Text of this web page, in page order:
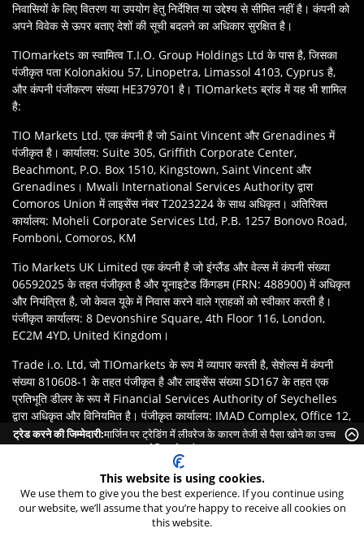
निवासियों के लिए वितरण या उपयोग हेतु निर्देशित या उद्देश्‍य से सीमित नहीं है। कंपनी को
अपने विवेक से ऊपर बताए देशों की सूची बदलने का अधिकार सुरक्षित है।
TIOmarkets का स्वामित्व T.I.O. Group Holdings Ltd के पास है, जिसका
पंजीकृत पता Kolonakiou 57, Linopetra, Limassol 4103, Cyprus है,
और कंपनी पंजीकरण संख्या HE379701 है। TIOmarkets ब्रांड में यह भी शामिल
है:
TIO Markets Ltd. एक कंपनी है जो Saint Vincent और Grenadines में
पंजीकृत है। कार्यालय: Suite 305, Griffith Corporate Center,
Beachmont, P.O. Box 1510, Kingstown, Saint Vincent और
Grenadines। Mwali International Services Authority द्वारा
Comoros Union में लाइसेंस नंबर T2023224 के साथ अधिकृत। अतिरिक्त
कार्यालय: Moheli Corporate Services Ltd, P.B. 1257 Bonovo Road,
Fomboni, Comoros, KM
Tio Markets UK Limited एक कंपनी है जो इंग्लैंड और वेल्स में कंपनी संख्या
06592025 के तहत पंजीकृत है और यूनाइटेड किंगडम (FRN: 488900) में अधिकृत
और नियंत्रित है, जो केवल यूके में निवास करने वाले ग्राहकों को स्वीकार करती है।
पंजीकृत कार्यालय: 8 Devonshire Square, 4th Floor 116, London,
EC2M 4YD, United Kingdom।
Trade i.o. Ltd, जो TIOmarkets के रूप में व्यापार करती है, सेशेल्स में कंपनी
संख्या 810608-1 के तहत पंजीकृत है और लाइसेंस संख्या SD167 के तहत एक
प्रतिभूति डीलर के रूप में Financial Services Authority of Seychelles
द्वारा अधिकृत और विनियमित है। पंजीकृत कार्यालय: IMAD Complex, Office 12,
3rd floor Île du Port, Mahe Seychelles.
ग्राहकों की जिम्मेदारी है कि वे अपने क्षेत्राधिकार के कानूनों और नियमों के
अनुसार TIOmarkets ब्रांड की उपयुक्त इकाई के साथ पंजीकरण सुनिश्चित करें।
उत्पादों या सेवाओं तक पहुंच स्थानीय कानूनी प्रतिबंधों के अधीन हो सकती है, और सभी
ऑफ़र सभी क्षेत्रों में उपलब्ध नहीं हैं।
ट्रेड करने की जिम्मेदारी:मार्जिन पर ट्रेडिंग में लीवरेज के कारण तेजी से पैसा खोने का उच्च
जोखिम होता है।
This website is using cookies.
We use them to give you the best experience. If you continue using
our website, we’ll assume that you’re happy to receive all cookies on
this website.